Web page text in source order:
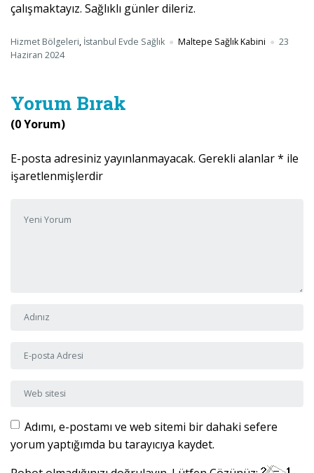
çalışmaktayız. Sağlıklı günler dileriz.
Hizmet Bölgeleri, İstanbul Evde Sağlık Maltepe Sağlık Kabini
23
Haziran 2024
Yorum Bırak
(0 Yorum)
E-posta adresiniz yayınlanmayacak. Gerekli alanlar* ile
işaretlenmişlerdir
Adı ve Soyadı
E-posta Adresi
Web sitesi
Adımı, e-postamı ve web sitemi bir dahaki sefere
yorum yaptığımda bu tarayıcıya kaydet.